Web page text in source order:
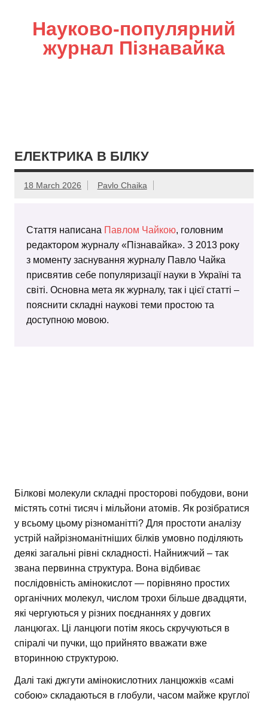
Науково-популярний
журнал Пізнавайка
ЕЛЕКТРИКА В БІЛКУ
18 March 2026 Pavlo Chaika
Стаття написана Павлом Чайкою, головним
редактором журналу «Пізнавайка». З 2013 року
з моменту заснування журналу Павло Чайка
присвятив себе популяризації науки в Україні та
світі. Основна мета як журналу, так і цієї статті –
пояснити складні наукові теми простою та
доступною мовою.
Білкові молекули складні просторові побудови, вони
містять сотні тисяч і мільйони атомів. Як розібратися
у всьому цьому різноманітті? Для простоти аналізу
устрій найрізноманітніших білків умовно поділяють
деякі загальні рівні складності. Найнижчий – так
звана первинна структура. Вона відбиває
послідовність амінокислот — порівняно простих
органічних молекул, числом трохи більше двадцяти,
які чергуються у різних поєднаннях у довгих
ланцюгах. Ці ланцюги потім якось скручуються в
спіралі чи пучки, що прийнято вважати вже
вторинною структурою.
Далі такі джгути амінокислотних ланцюжків «самі
собою» складаються в глобули, часом майже круглої